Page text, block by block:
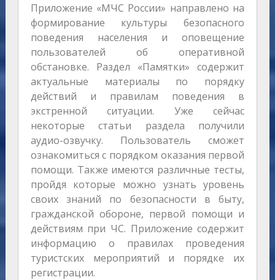
Приложение «МЧС России» направлено на
формирование культуры безопасного
поведения населения и оповещение
пользователей об оперативной
обстановке. Раздел «Памятки» содержит
актуальные материалы по порядку
действий и правилам поведения в
экстренной ситуации. Уже сейчас
некоторые статьи раздела получили
аудио-озвучку. Пользователь сможет
ознакомиться с порядком оказания первой
помощи. Также имеются различные тесты,
пройдя которые можно узнать уровень
своих знаний по безопасности в быту,
гражданской обороне, первой помощи и
действиям при ЧС. Приложение содержит
информацию о правилах проведения
туристских мероприятий и порядке их
регистрации.